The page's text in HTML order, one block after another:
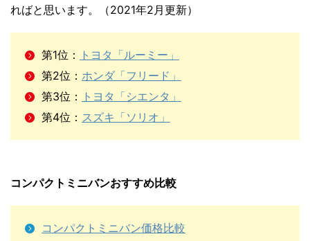
ればと思います。（2021年2月更新）
第1位：
トヨタ「ルーミー」
第2位： ホンダ「フリード」
第3位：
トヨタ「シエンタ」
第4位： スズキ「ソリオ」
コンパクトミニバンおすすめ比較
コンパクトミニバン価格比較